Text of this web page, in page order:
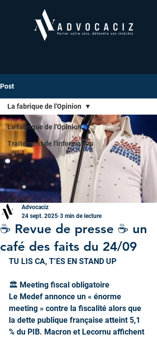
Post
La fabrique de l'Opinion
Traitement de l'information
La fabrique de l'Opinion
☕ Revue de presse ☕️ un
café des faits du 24/09
Advocaciz
24 sept. 2025 3 min de lecture
TU LIS CA, T’ES EN STAND UP
🏛️ Meeting fiscal obligatoire
Le Medef annonce un « énorme
meeting » contre la fiscalité alors que
la dette publique française atteint 5,1
% du PIB. Macron et Lecornu affichent